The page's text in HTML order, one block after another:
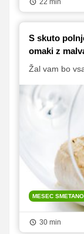
22 min
S skuto
omaki z
Žal vam bo
MESEC
30 min